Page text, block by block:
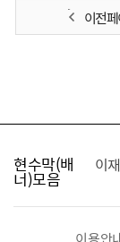
이전
현수막(배
너)모음
찾습니다 이